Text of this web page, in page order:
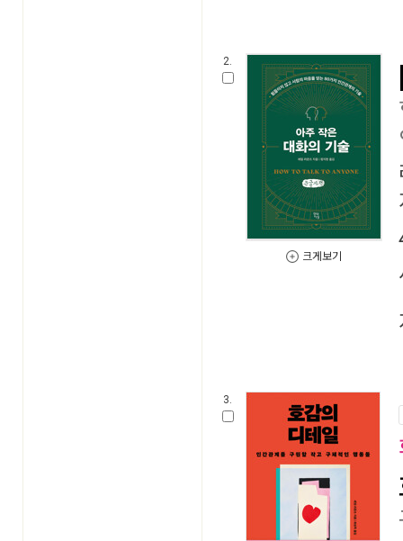
2.
크게보기
3.